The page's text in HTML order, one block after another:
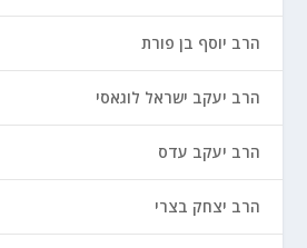
הרב יוסף בן פורת
הרב יעקב ישראל לוגאסי
הרב יעקב עדס
הרב יצחק בצרי